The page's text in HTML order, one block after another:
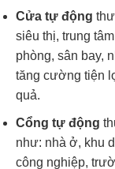
Cửa tự động
siêu thị, trung
phòng, sân bay,
tăng cường tiện
quả.
Cổng tự động
như: nhà ở, khu
công nghiệp,